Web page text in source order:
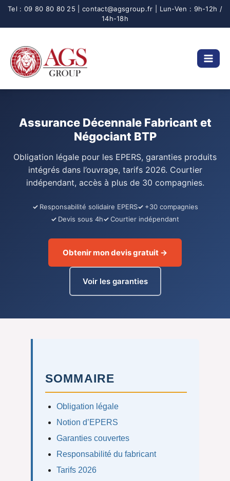
Aller
Assurance Décennale Fabricant et
Négociant BTP
Obligation légale pour les EPERS, garanties produits
intégrés dans l’ouvrage, tarifs 2026. Courtier
indépendant, accès à plus de 30 compagnies.
Responsabilité solidaire EPERS
+30 compagnies
Devis sous 4h
Courtier indépendant
Obtenir mon devis gratuit →
Voir les garanties
SOMMAIRE
Obligation légale
Notion d’EPERS
Garanties couvertes
Responsabilité du fabricant
Tarifs 2026